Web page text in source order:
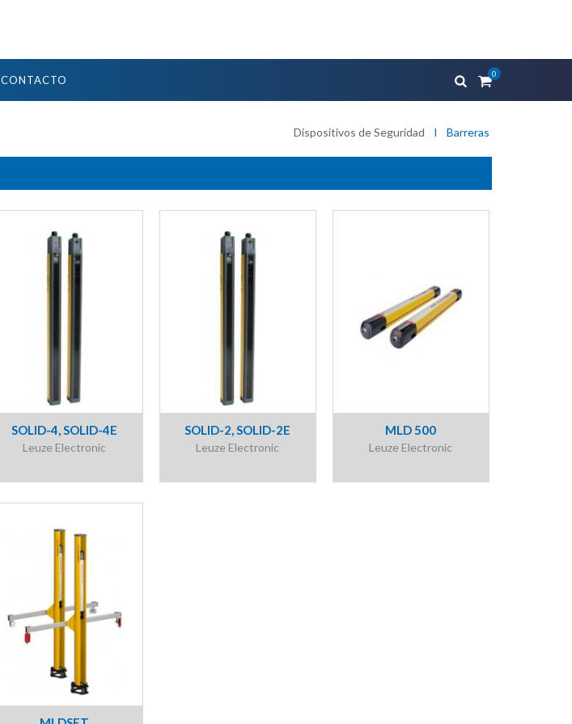
CONTACTO 0
Dispositivos de Seguridad I Barreras
SOLID-4, SOLID-4E
Leuze Electronic
SOLID-2, SOLID-2E
Leuze Electronic
MLD 500
Leuze Electronic